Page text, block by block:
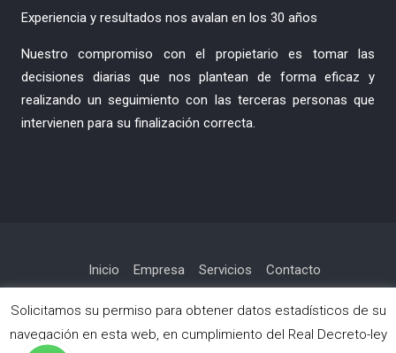
Experiencia y resultados nos avalan en los 30 años
Nuestro compromiso con el propietario es tomar las
decisiones diarias que nos plantean de forma eficaz y
realizando un seguimiento con las terceras personas que
intervienen para su finalización correcta.
Inicio Empresa Servicios
Contacto
Política de privacidad
Solicitamos su permiso para obtener datos estadísticos de su
navegación en esta web, en cumplimiento del Real Decreto-ley